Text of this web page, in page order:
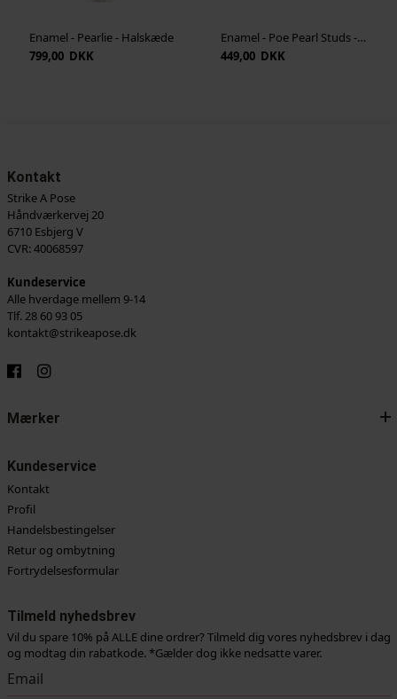
Enamel - Pearlie - Halskæde
799,00 DKK
Enamel - Poe Pearl Studs - Pearl
449,00 DKK
Kontakt
Strike A Pose
Håndværkervej 20
6710 Esbjerg V
CVR: 40068597
Kundeservice
Alle hverdage mellem 9-14
Tlf. 28 60 93 05
kontakt@strikeapose.dk
Mærker
Kundeservice
Kontakt
Profil
Handelsbestingelser
Retur og ombytning
Fortrydelsesformular
Tilmeld nyhedsbrev
Vil du spare 10% på ALLE dine ordrer? Tilmeld dig vores nyhedsbrev i dag
og modtag din rabatkode. *Gælder dog ikke nedsatte varer.